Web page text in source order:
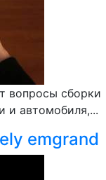
вопросы сборки
и автомобиля,...
emgrand